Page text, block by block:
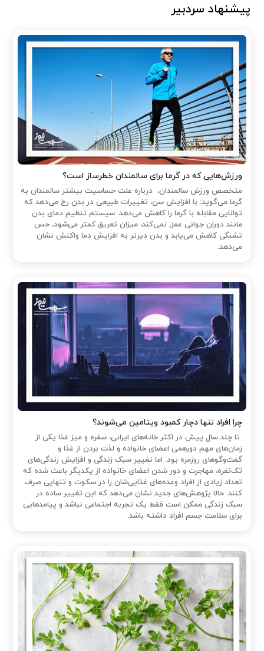
پیشنهاد سردبیر
ورزش‌هایی که در گرما برای سالمندان خطرساز است؟
متخصص ورزش سالمندان، درباره علت حساسیت بیشتر سالمندان به
گرما می‌گوید: با افزایش سن، تغییرات طبیعی در بدن رخ می‌دهد که
توانایی مقابله با گرما را کاهش می‌دهد. سیستم تنظیم دمای بدن
مانند دوران جوانی عمل نمی‌کند، میزان تعریق کمتر می‌شود، حس
تشنگی کاهش می‌یابد و بدن دیرتر به افزایش دما واکنش نشان
می‌دهد.
چرا افراد تنها دچار کمبود ویتامین می‌شوند؟
تا چند سال پیش در اکثر خانه‌های ایرانی، سفره و میز غذا یکی از
زمان‌های مهم دورهمی اعضای خانواده و لذت بردن از غذا و
گفت‌وگوهای روزمره بود. اما تغییر سبک زندگی و افزایش زندگی‌های
تک‌نفره، مهاجرت و دور شدن اعضای خانواده از یکدیگر باعث شده که
تعداد زیادی از افراد وعده‌های غذایی‌شان را در سکوت و تنهایی صرف
کنند. حالا پژوهش‌های جدید نشان می‌دهد که این تغییر ساده در
سبک زندگی ممکن است فقط یک تجربه اجتماعی نباشد و پیامدهایی
برای سلامت جسم افراد داشته باشد.